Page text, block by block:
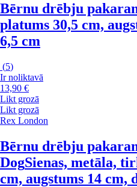
Bērnu drēbju
platums 30,5 cm,
6,5 cm
(5)
Ir noliktavā
13,90 €
Likt grozā
Likt grozā
Rex London
Bērnu drēbju
DogSienas, metāla,
cm, augstums 14 cm,